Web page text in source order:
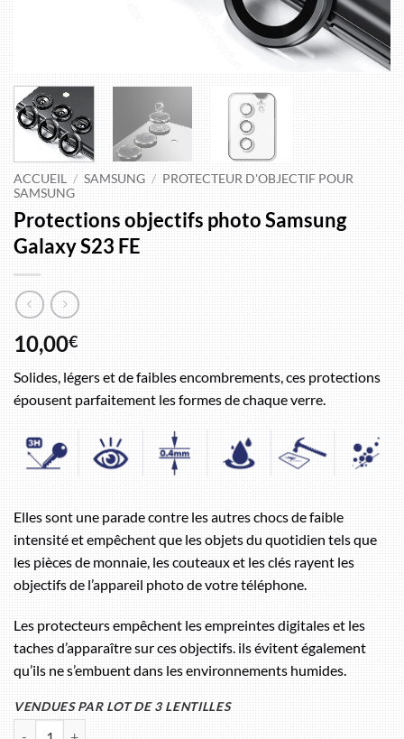
ACCUEIL / SAMSUNG / PROTECTEUR D'OBJECTIF POUR
SAMSUNG
Protections objectifs photo Samsung
Galaxy S23 FE
10,00€
Solides, légers et de faibles encombrements, ces protections
épousent parfaitement les formes de chaque verre.
Elles sont une parade contre les autres chocs de faible
intensité et empêchent que les objets du quotidien tels que
les pièces de monnaie, les couteaux et les clés rayent les
objectifs de l’appareil photo de votre téléphone.
Les protecteurs empêchent les empreintes digitales et les
taches d’apparaître sur ces objectifs. ils évitent également
qu’ils ne s’embuent dans les environnements humides.
VENDUES PAR LOT DE 3 LENTILLES
quantité de Protections objectifs photo Samsung Galaxy S23 FE